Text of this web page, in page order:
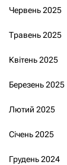
Червень 2025
Травень 2025
Квітень 2025
Березень 2025
Лютий 2025
Січень 2025
Грудень 2024